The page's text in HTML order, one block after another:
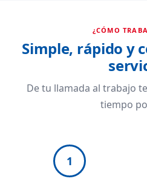
¿CÓMO
Simple, rápido y
De tu llamada al trabajo
tiempo
1